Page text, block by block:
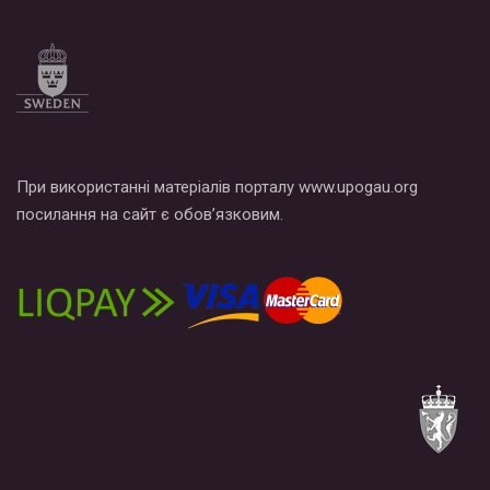
При використанні матеріалів порталу www.upogau.org
посилання на сайт є обов’язковим.